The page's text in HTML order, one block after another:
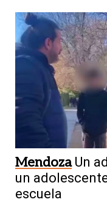
Mendoza Un
un
escuela